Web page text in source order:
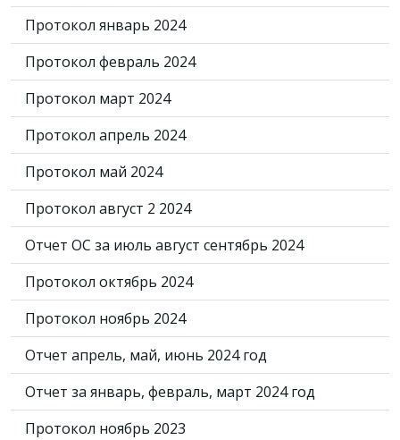
Протокол январь 2024
Протокол февраль 2024
Протокол март 2024
Протокол апрель 2024
Протокол май 2024
Протокол август 2 2024
Отчет ОС за июль август сентябрь 2024
Протокол октябрь 2024
Протокол ноябрь 2024
Отчет апрель, май, июнь 2024 год
Отчет за январь, февраль, март 2024 год
Протокол ноябрь 2023